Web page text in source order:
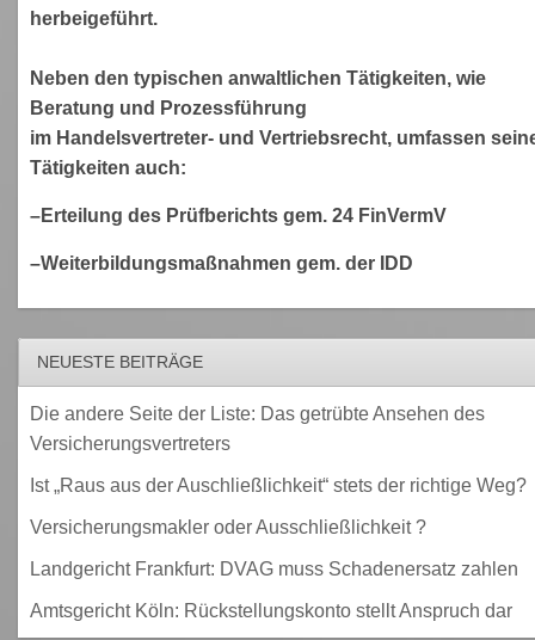
herbeigeführt.
Neben den typischen anwaltlichen Tätigkeiten, wie
Beratung und Prozessführung
im Handelsvertreter- und Vertriebsrecht, umfassen
Tätigkeiten auch:
–Erteilung des Prüfberichts gem. 24 FinVermV
–Weiterbildungsmaßnahmen gem. der IDD
NEUESTE BEITRÄGE
Die andere Seite der Liste: Das getrübte Ansehen des
Versicherungsvertreters
Ist „Raus aus der Auschließlichkeit“ stets der richtige Weg?
Versicherungsmakler oder Ausschließlichkeit ?
Landgericht Frankfurt: DVAG muss Schadenersatz zahlen
Amtsgericht Köln: Rückstellungskonto stellt Anspruch dar